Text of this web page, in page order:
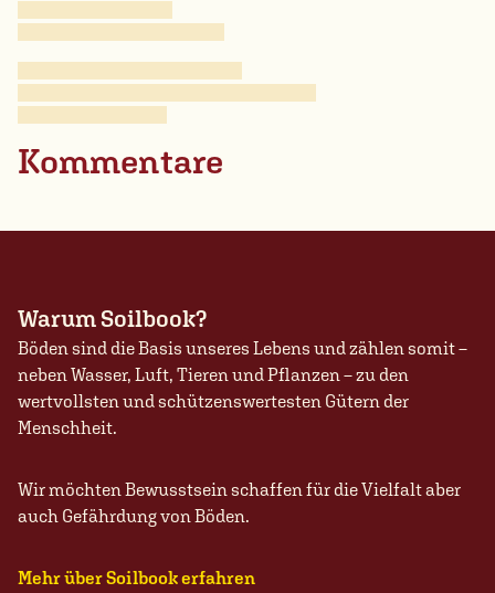
Kommentare
Warum Soilbook?
Böden sind die Basis unseres Lebens und zählen somit –
neben Wasser, Luft, Tieren und Pflanzen – zu den
wertvollsten und schützenswertesten Gütern der
Menschheit.
Wir möchten Bewusstsein schaffen für die Vielfalt aber
auch Gefährdung von Böden.
Mehr über Soilbook erfahren